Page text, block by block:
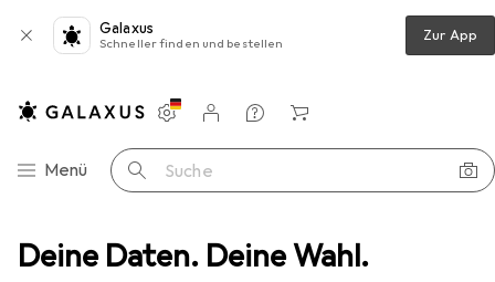
Deine Daten. Deine Wahl.
Galaxus
Schneller finden und bestellen Zur App
Navigation nach Kategorien
Menü Suche
Einstellungen
Kundenkonto
Vergleichslisten
Merklisten
Warenkorb
Keyboard, Mouse & Mausmatte Gaming Bundle